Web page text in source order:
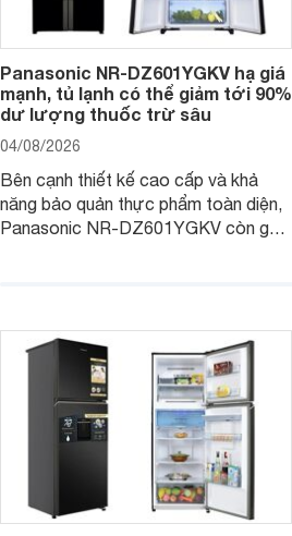
Panasonic NR-DZ601YGKV hạ giá
mạnh, tủ lạnh có thể giảm tới 90%
dư lượng thuốc trừ sâu
04/08/2026
Bên cạnh thiết kế cao cấp và khả
năng bảo quản thực phẩm toàn diện,
Panasonic NR-DZ601YGKV còn gây